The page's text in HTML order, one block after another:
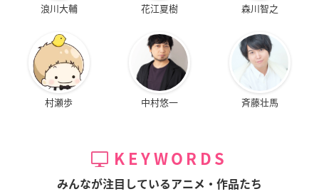
浪川大輔 花江夏樹 森川智之
村瀬歩 中村悠一 斉藤壮馬
KEYWORDS
みんなが注目しているアニメ・作品たち